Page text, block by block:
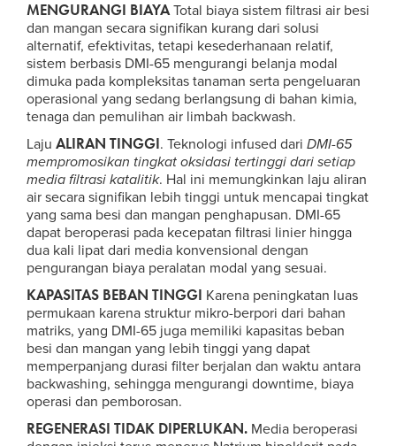
MENGURANGI BIAYATotal biaya sistem filtrasi air besi
dan mangan secara signifikan kurang dari solusi
alternatif, efektivitas, tetapi kesederhanaan relatif,
sistem berbasis DMI-65 mengurangi belanja modal
dimuka pada kompleksitas tanaman serta pengeluaran
operasional yang sedang berlangsung di bahan kimia,
tenaga dan pemulihan air limbah backwash.
Laju ALIRAN TINGGI. Teknologi infused dari DMI-65
mempromosikan tingkat oksidasi tertinggi dari setiap
media filtrasi katalitik. Hal ini memungkinkan laju aliran
air secara signifikan lebih tinggi untuk mencapai tingkat
yang sama besi dan mangan penghapusan. DMI-65
dapat beroperasi pada kecepatan filtrasi linier hingga
dua kali lipat dari media konvensional dengan
pengurangan biaya peralatan modal yang sesuai.
KAPASITAS BEBAN TINGGI Karena peningkatan luas
permukaan karena struktur mikro-berpori dari bahan
matriks, yang DMI-65 juga memiliki kapasitas beban
besi dan mangan yang lebih tinggi yang dapat
memperpanjang durasi filter berjalan dan waktu antara
backwashing, sehingga mengurangi downtime, biaya
operasi dan pemborosan.
REGENERASI TIDAK DIPERLUKAN. Media beroperasi